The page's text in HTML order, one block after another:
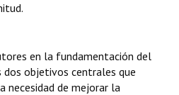
- Registro
en la fundamentación del
objetivos centrales que
necesidad de mejorar la